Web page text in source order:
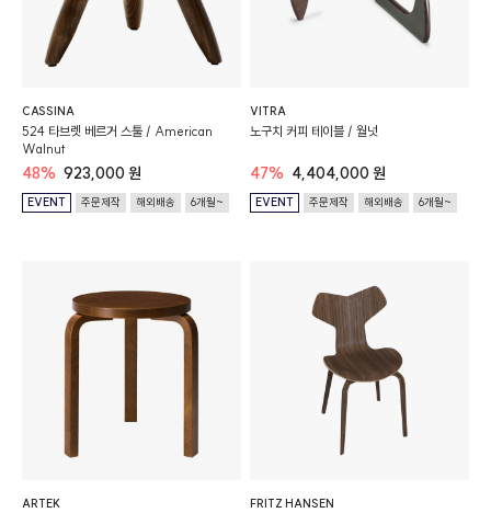
CASSINA
524 타브렛 베르거 스툴 / American
Walnut
48% 923,000 원
EVENT 주문제작 해외배송 6개월~
VITRA
노구치 커피 테이블 / 월넛
47% 4,404,000 원
EVENT 주문제작 해외배송 6개월~
ARTEK FRITZ HANSEN